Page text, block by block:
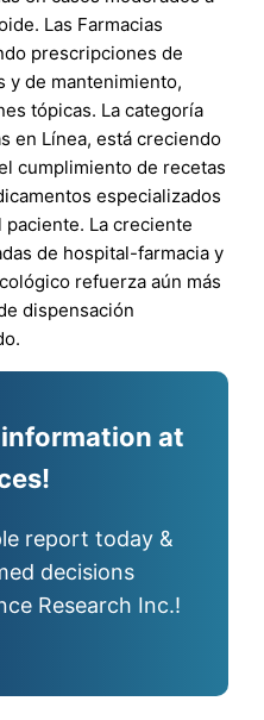
Las Farmacias
prescripciones de
y de mantenimiento,
tópicas. La categoría
en Línea, está creciendo
cumplimiento de recetas
especializados
paciente. La creciente
de hospital-farmacia y
refuerza aún más
dispensación
at
report today &
decisions
Research Inc.!